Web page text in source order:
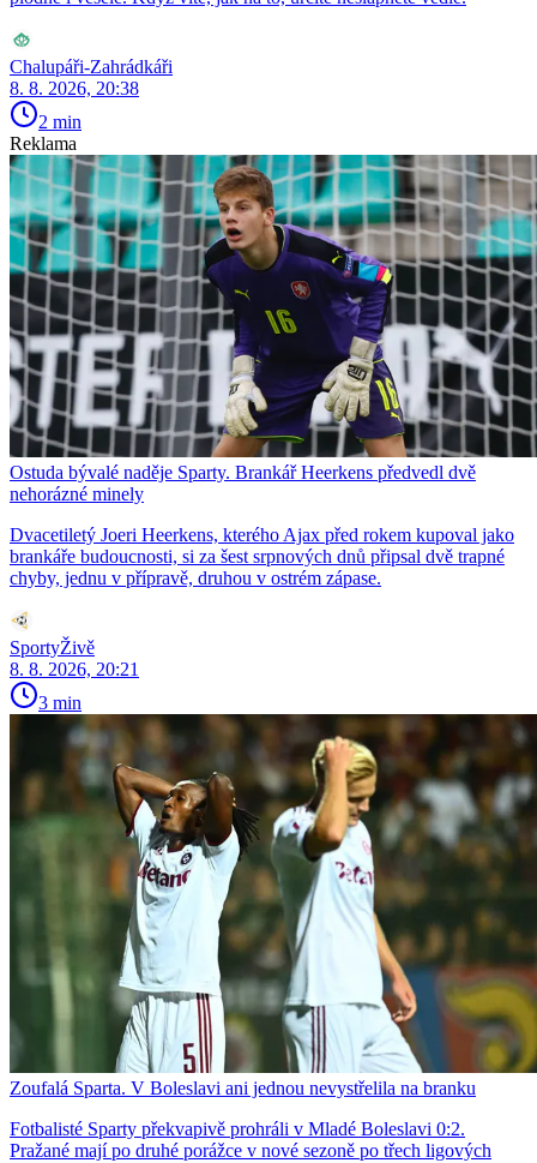
Chalupáři-Zahrádkáři
8. 8. 2026, 20:38
2 min
Reklama
Ostuda bývalé naděje Sparty. Brankář Heerkens předvedl dvě
nehorázné minely
Dvacetiletý Joeri Heerkens, kterého Ajax před rokem kupoval jako
brankáře budoucnosti, si za šest srpnových dnů připsal dvě trapné
chyby, jednu v přípravě, druhou v ostrém zápase.
SportyŽivě
8. 8. 2026, 20:21
3 min
Zoufalá Sparta. V Boleslavi ani jednou nevystřelila na branku
Fotbalisté Sparty překvapivě prohráli v Mladé Boleslavi 0:2.
Pražané mají po druhé porážce v nové sezoně po třech ligových